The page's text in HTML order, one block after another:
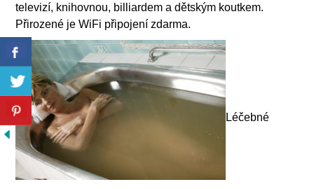
televizí, knihovnou, billiardem a dětským koutkem.
Přirozené je WiFi připojení zdarma.
Léčebné